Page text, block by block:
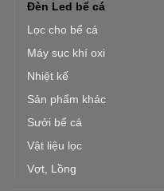
Đèn Led bể cá
Lọc cho bể cá
Máy sục khí oxi
Nhiệt kế
Sản phẩm khác
Sưởi bể cá
Vật liệu lọc
Vợt, Lồng